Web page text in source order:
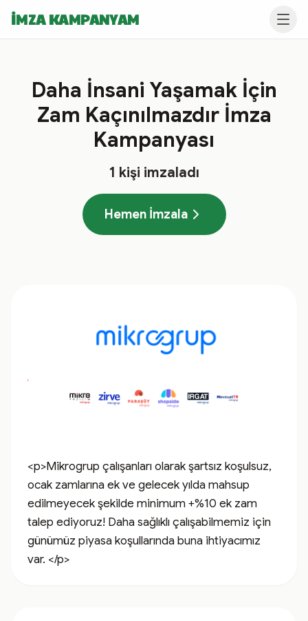
İMZA KAMPANYAM
Daha İnsani Yaşamak İçin
Zam Kaçınılmazdır İmza
Kampanyası
1 kişi imzaladı
Hemen İmzala
<p>Mikrogrup çalışanları olarak şartsız koşulsuz,
ocak zamlarına ek ve gelecek yılda mahsup
edilmeyecek şekilde minimum +%10 ek zam
talep ediyoruz! Daha sağlıklı çalışabilmemiz için
günümüz piyasa koşullarında buna ihtiyacımız
var. </p>